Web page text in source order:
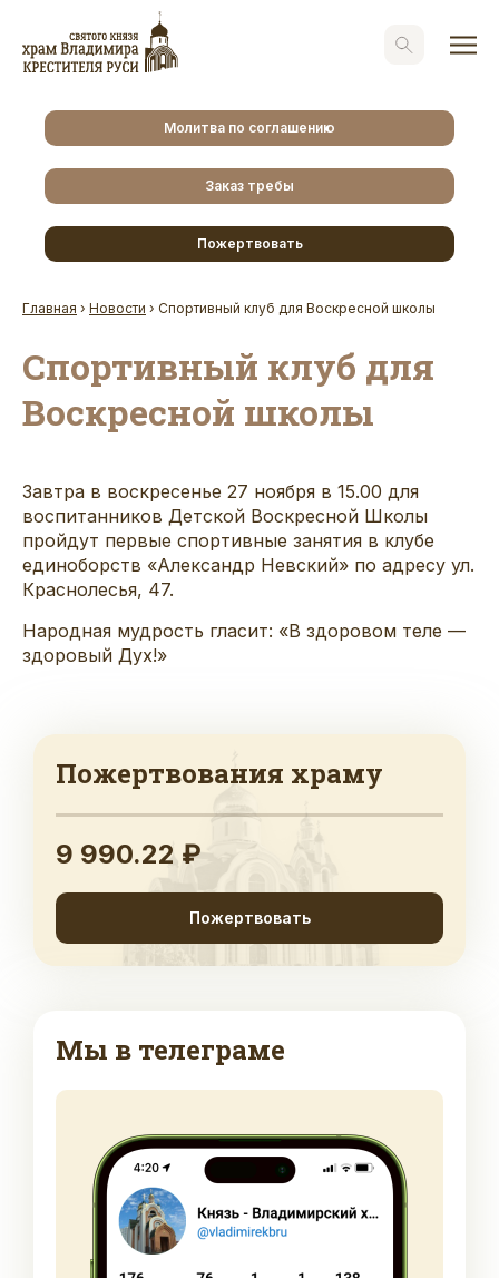
Молитва по соглашению
Заказ требы
Пожертвовать
Главная › Новости › Спортивный клуб для Воскресной школы
Спортивный клуб для
Воскресной школы
Завтра в воскресенье 27 ноября в 15.00 для
воспитанников Детской Воскресной Школы
пройдут первые спортивные занятия в клубе
единоборств «Александр Невский» по адресу ул.
Краснолесья, 47.
Народная мудрость гласит: «В здоровом теле —
здоровый Дух!»
Пожертвования храму
9 990.22 ₽
Пожертвовать
Мы в телеграме